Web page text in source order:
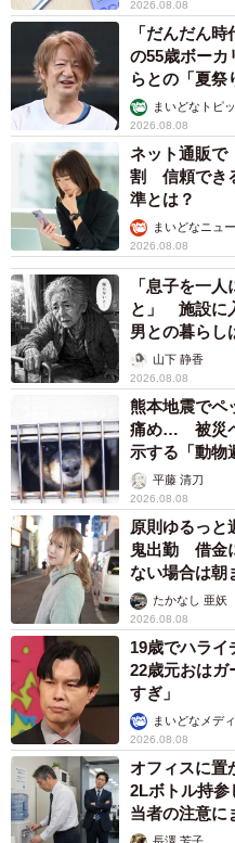
まいどなメディア
2026.08.08
何かと人に
髪デビューし
海川 まこと
2026.08.08
夫はマイファ
手の28歳モデ
子ともに健康
まいどなトピ
2026.08.08
お盆明けは
したい「離れ
ントは？
まいどなニュ
2026.08.08
両親は「東
じた42歳元俳
ォト」計画を
む」まいどなトピ
2026.08.08
ITエンジニア
LLMのゆるふ
みたら… 夢の
るか井二 かける
2026.08.08
プチバズした
かり電話番号
友人 慰謝料
解説】長澤 芳子
2026.08.08
太っ腹！京都
理50人前を